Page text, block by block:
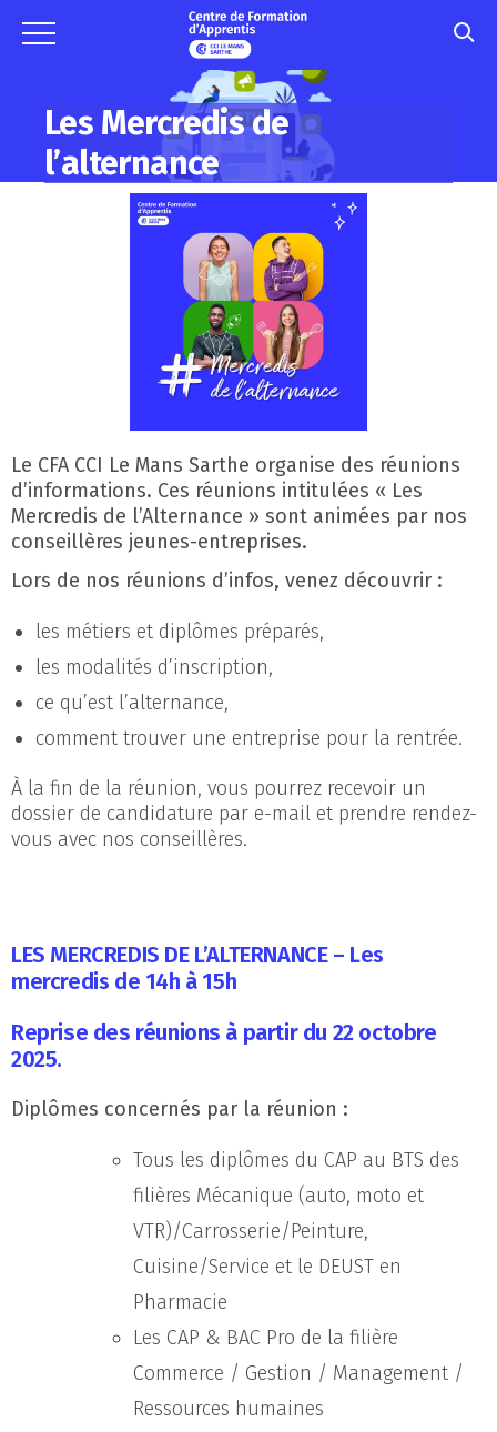
Les Mercredis de
l’alternance
Le CFA CCI Le Mans Sarthe organise des réunions
d’informations. Ces réunions intitulées « Les
Mercredis de l’Alternance » sont animées par nos
conseillères jeunes-entreprises.
Lors de nos réunions d’infos, venez découvrir :
les métiers et diplômes préparés,
les modalités d’inscription,
ce qu’est l’alternance,
comment trouver une entreprise pour la rentrée.
À la fin de la réunion, vous pourrez recevoir un
dossier de candidature par e-mail et prendre rendez-
vous avec nos conseillères.
LES MERCREDIS DE L’ALTERNANCE – Les
mercredis de 14h à 15h
Reprise des réunions à partir du 22 octobre
2025.
Diplômes concernés par la réunion :
Tous les diplômes du CAP au BTS des
filières Mécanique (auto, moto et
VTR)/Carrosserie/Peinture,
Cuisine/Service et le DEUST en
Pharmacie
Les CAP & BAC Pro de la filière
Commerce / Gestion / Management /
Ressources humaines